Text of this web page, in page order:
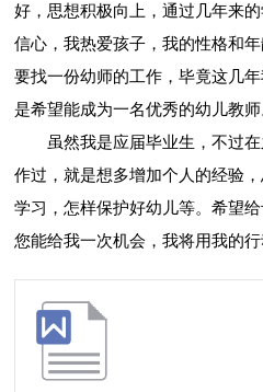
好，思想积极向上，通过几年来
信心，我热爱孩子，我的性格和
要找一份幼师的工作，毕竟这几
是希望能成为一名优秀的幼儿教师
虽然我是应届毕业生，不过
作过，就是想多增加个人的经验
学习，怎样保护好幼儿等。希望
您能给我一次机会，我将用我的